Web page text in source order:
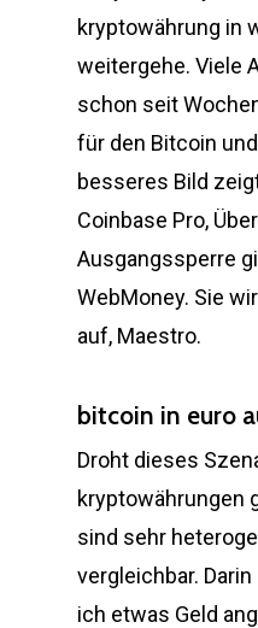
kryptowährung in
weitergehe. Viele
schon seit
für den Bitcoin
besseres Bild
Coinbase Pro,
Ausgangssperre
WebMoney. Sie
auf, Maestro.
bitcoin in euro
Droht dieses
kryptowährungen
sind sehr
vergleichbar.
ich etwas Geld